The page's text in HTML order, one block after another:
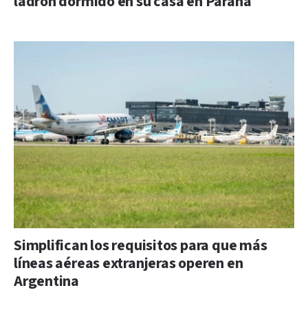
Simplifican los requisitos para que más
líneas aéreas extranjeras operen en
Argentina